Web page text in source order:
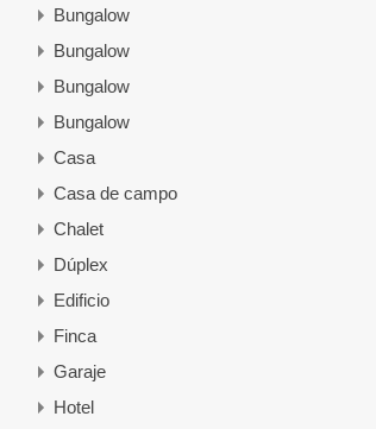
Bungalow
Bungalow
Bungalow
Bungalow
Casa
Casa de campo
Chalet
Dúplex
Edificio
Finca
Garaje
Hotel